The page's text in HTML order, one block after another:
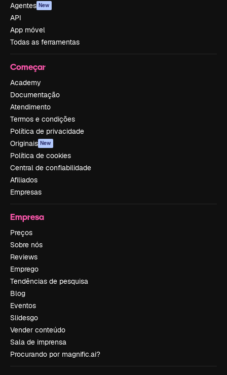
Agentes New
API
App móvel
Todas as ferramentas
Começar
Academy
Documentação
Atendimento
Termos e condições
Política de privacidade
Originais New
Política de cookies
Central de confiabilidade
Afiliados
Empresas
Empresa
Preços
Sobre nós
Reviews
Emprego
Tendências de pesquisa
Blog
Eventos
Slidesgo
Vender conteúdo
Sala de imprensa
Procurando por magnific.ai?